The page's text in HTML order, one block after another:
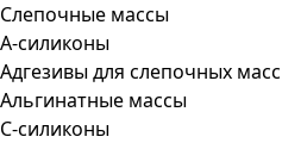
Слепочные массы
А-силиконы
Адгезивы для слепочных масс
Альгинатные массы
С-силиконы